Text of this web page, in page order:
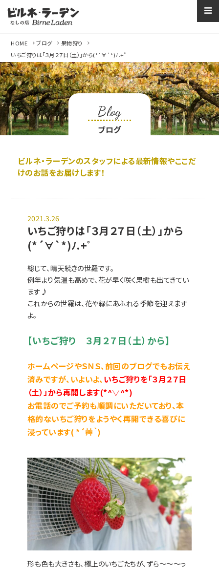
なしの店ビルネラ
HOME ブログ
果物狩り
いちご狩りは「３月２７日（土）」から(*´∀`*)ﾉ.+ﾟ
Blog
ブログ
ビルネ・ラーデンのスタッフによる最新情報やここだ
けのお話をお届けします！
2021.3.26
いちご狩りは「３月２７日（土）」から
(*´∀`*)ﾉ.+ﾟ
総じて、晴天続きの世羅です。
例年より気温も高めで、花が早く咲く果樹も出てきてい
ます♪
これからの世羅は、花や緑にあふれる季節を迎えます
よ。
【いちご狩り ３月２７日（土）から】
ホームページやＳＮＳ、前回のブログでもお伝え
済みですが、いよいよ、いちご狩りを「３月２７日
（土）」から再開します(*^▽^*)
お電話のでご予約も順調にいただいており、本
格的ないちご狩りをようやく再開できる喜びに
浸っています( *´艸｀)
形も色も大きさも、極上のいちごたちが、ずら～～～っ